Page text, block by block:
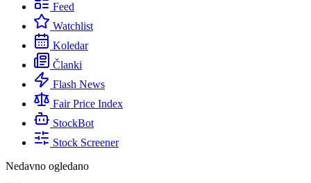
Feed
Watchlist
Koledar
Članki
Flash News
Fair Price Index
StockBot
Stock Screener
Nedavno ogledano